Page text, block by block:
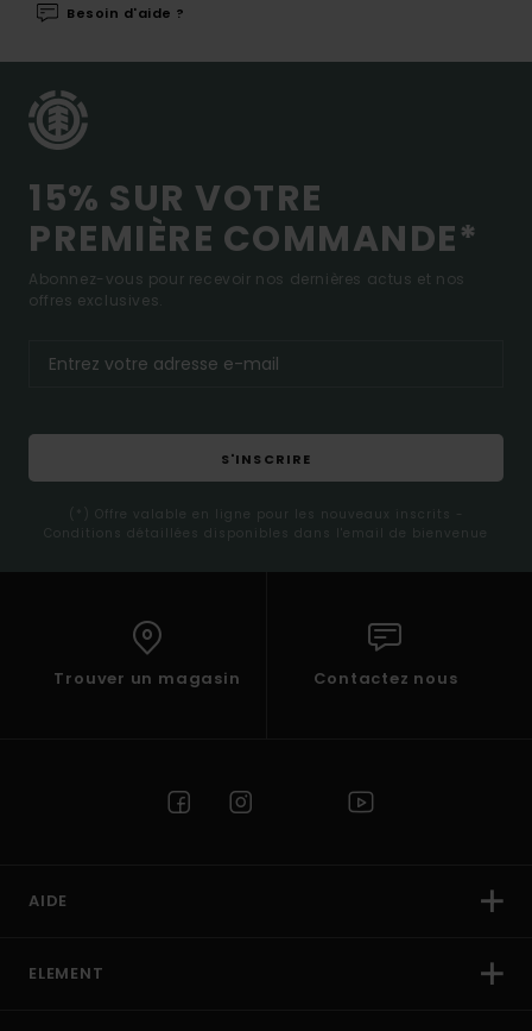
Besoin d'aide ?
15% SUR VOTRE
PREMIÈRE COMMANDE*
Abonnez-vous pour recevoir nos dernières actus et nos
offres exclusives.
S'INSCRIRE
(*) Offre valable en ligne pour les nouveaux inscrits -
Conditions détaillées disponibles dans l'email de bienvenue
Trouver un magasin Contactez nous
AIDE
ELEMENT